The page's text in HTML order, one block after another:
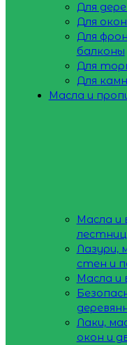
Для
Для
Для
балконы
Для
Для
Масла и
Масла и
лестниц
Лазури,
стен и
Масла и
Лаки,
окон и